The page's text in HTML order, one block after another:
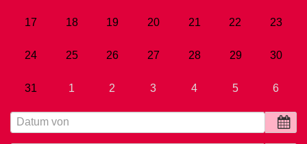
17 18 19 20 21 22 23
24 25 26 27 28 29 30
31 1 2 3 4 5 6